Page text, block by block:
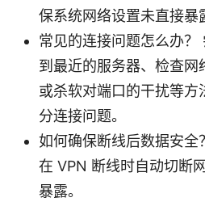
保系统网络设置未直接暴
常见的连接问题怎么办？
到最近的服务器、检查网
或杀软对端口的干扰等方
分连接问题。
如何确保断线后数据安全
在 VPN 断线时自动切断
暴露。